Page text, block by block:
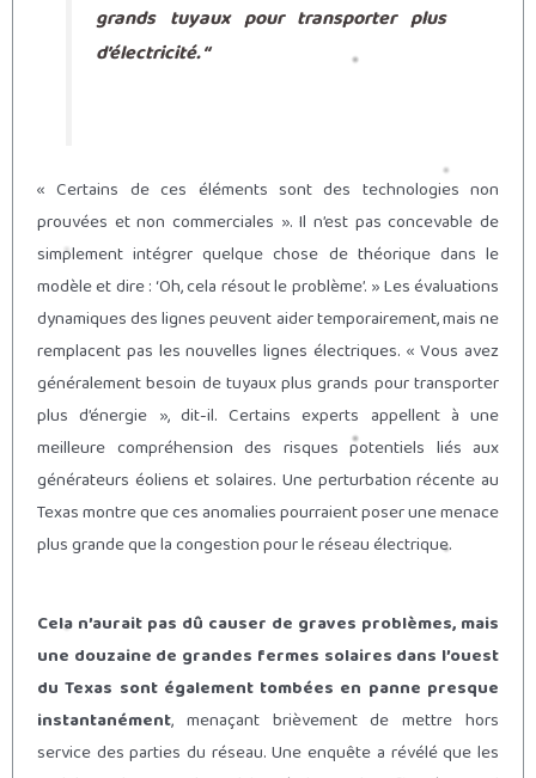
grands tuyaux pour transporter plus
d’électricité. “
« Certains de ces éléments sont des technologies non
prouvées et non commerciales ». Il n’est pas concevable de
simplement intégrer quelque chose de théorique dans le
modèle et dire : ‘Oh, cela résout le problème’. » Les évaluations
dynamiques des lignes peuvent aider temporairement, mais ne
remplacent pas les nouvelles lignes électriques. « Vous avez
généralement besoin de tuyaux plus grands pour transporter
plus d’énergie », dit-il. Certains experts appellent à une
meilleure compréhension des risques potentiels liés aux
générateurs éoliens et solaires. Une perturbation récente au
Texas montre que ces anomalies pourraient poser une menace
plus grande que la congestion pour le réseau électrique.
Cela n’aurait pas dû causer de graves problèmes, mais
une douzaine de grandes fermes solaires dans l’ouest
du Texas sont également tombées en panne presque
instantanément, menaçant brièvement de mettre hors
service des parties du réseau. Une enquête a révélé que les